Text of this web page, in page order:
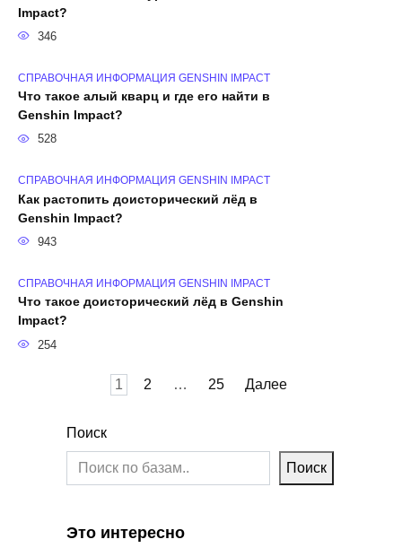
Impact?
346
СПРАВОЧНАЯ ИНФОРМАЦИЯ GENSHIN IMPACT
Что такое алый кварц и где его найти в
Genshin Impact?
528
СПРАВОЧНАЯ ИНФОРМАЦИЯ GENSHIN IMPACT
Как растопить доисторический лёд в
Genshin Impact?
943
СПРАВОЧНАЯ ИНФОРМАЦИЯ GENSHIN IMPACT
Что такое доисторический лёд в Genshin
Impact?
254
1 2 … 25 Далее
Поиск
Поиск
Это интересно